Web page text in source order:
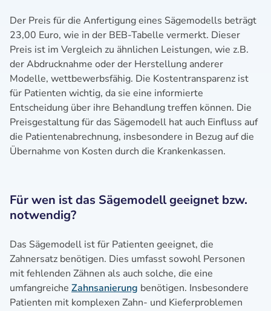
Der Preis für die Anfertigung eines Sägemodells beträgt
23,00 Euro, wie in der BEB-Tabelle vermerkt. Dieser
Preis ist im Vergleich zu ähnlichen Leistungen, wie z.B.
der Abdrucknahme oder der Herstellung anderer
Modelle, wettbewerbsfähig. Die Kostentransparenz ist
für Patienten wichtig, da sie eine informierte
Entscheidung über ihre Behandlung treffen können. Die
Preisgestaltung für das Sägemodell hat auch Einfluss auf
die Patientenabrechnung, insbesondere in Bezug auf die
Übernahme von Kosten durch die Krankenkassen.
Für wen ist das Sägemodell geeignet bzw.
notwendig?
Das Sägemodell ist für Patienten geeignet, die
Zahnersatz benötigen. Dies umfasst sowohl Personen
mit fehlenden Zähnen als auch solche, die eine
umfangreiche Zahnsanierung benötigen. Insbesondere
Patienten mit komplexen Zahn- und Kieferproblemen